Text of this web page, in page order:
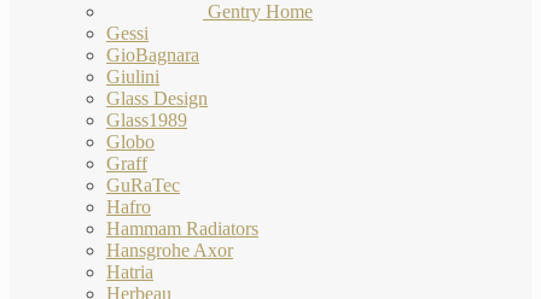
Gentry Home
Gessi
GioBagnara
Giulini
Glass Design
Glass1989
Globo
Graff
GuRaTec
Hafro
Hammam Radiators
Hansgrohe Axor
Hatria
Herbeau